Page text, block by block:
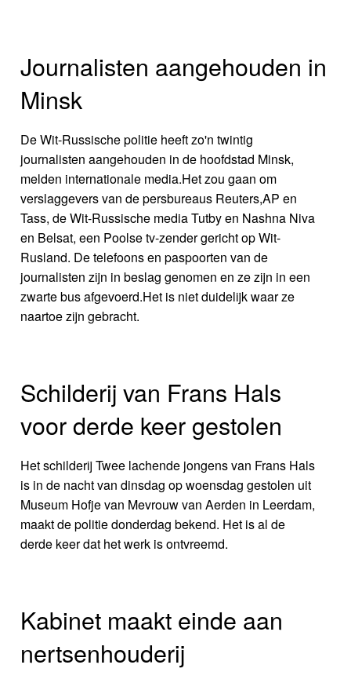
Journalisten aangehouden in
Minsk
De Wit-Russische politie heeft zo'n twintig
journalisten aangehouden in de hoofdstad Minsk,
melden internationale media.Het zou gaan om
verslaggevers van de persbureaus Reuters,AP en
Tass, de Wit-Russische media Tutby en Nashna Niva
en Belsat, een Poolse tv-zender gericht op Wit-
Rusland. De telefoons en paspoorten van de
journalisten zijn in beslag genomen en ze zijn in een
zwarte bus afgevoerd.Het is niet duidelijk waar ze
naartoe zijn gebracht.
Schilderij van Frans Hals
voor derde keer gestolen
Het schilderij Twee lachende jongens van Frans Hals
is in de nacht van dinsdag op woensdag gestolen uit
Museum Hofje van Mevrouw van Aerden in Leerdam,
maakt de politie donderdag bekend. Het is al de
derde keer dat het werk is ontvreemd.
Kabinet maakt einde aan
nertsenhouderij